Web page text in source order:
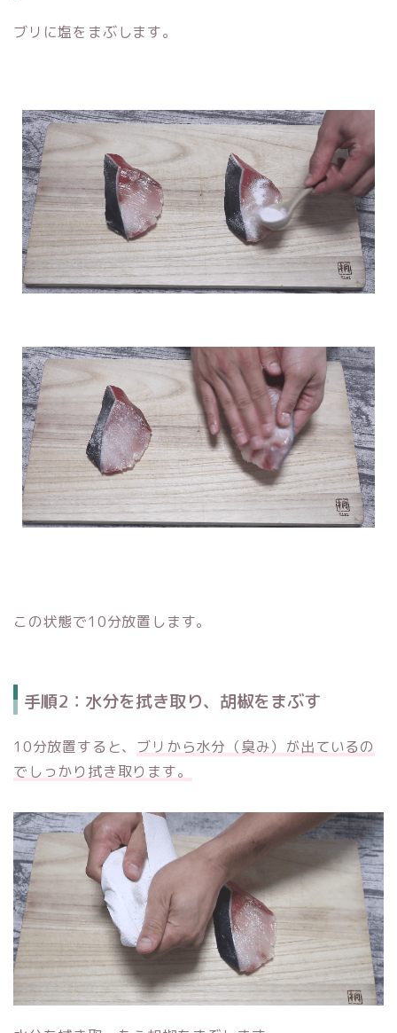
ブリに塩をまぶします。
この状態で10分放置します。
手順2：水分を拭き取り、胡椒をまぶす
10分放置すると、 ブリから水分（臭み）が出ているの
でしっかり拭き取ります。